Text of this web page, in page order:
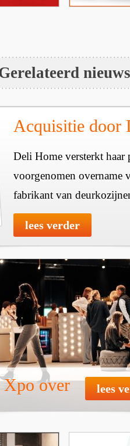
nieuws
Acquisitie door
Deli Home versterkt haar
voorgenomen overname
fabrikant van
lees verder
Xpo over lees